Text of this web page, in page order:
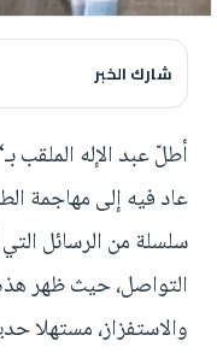
شارك الخبر
أطلّ عبد الإله
عاد فيه إلى مهاجمة
سلسلة من الرسائل
التواصل، حيث ظهر
والاستفزاز، مستهلا